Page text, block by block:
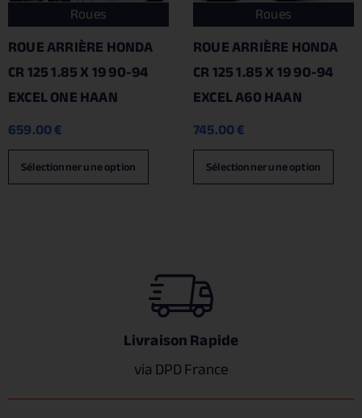
Roues
ROUE ARRIÈRE HONDA
CR 125 1.85 X 19 90-94
EXCEL ONE HAAN
659.00€
Sélectionner une option
Roues
ROUE ARRIÈRE HONDA
CR 125 1.85 X 19 90-94
EXCEL A60 HAAN
745.00€
Sélectionner une option
Livraison Rapide
via DPD France